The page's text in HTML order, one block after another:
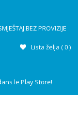
BEZ PROVIZIJE
Lista želja (0)
le Play Store!